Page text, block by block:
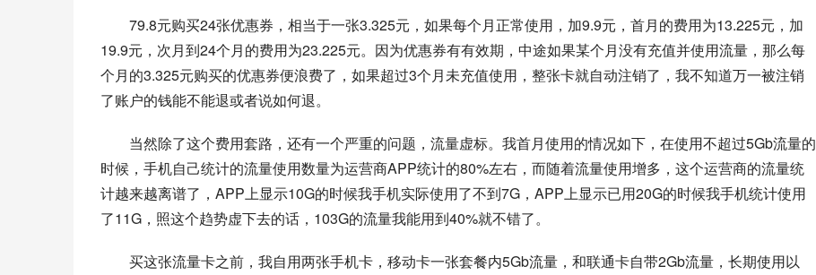
79.8元购买24张优惠券，相当于一张3.325元，如果每个月正常使用，加9.9元，首月的费用为13.225元，加
19.9元，次月到24个月的费用为23.225元。因为优惠券有有效期，中途如果某个月没有充值并使用流量，那么每
个月的3.325元购买的优惠券便浪费了，如果超过3个月未充值使用，整张卡就自动注销了，我不知道万一被注销
了账户的钱能不能退或者说如何退。
当然除了这个费用套路，还有一个严重的问题，流量虚标。我首月使用的情况如下，在使用不超过5Gb流量的
时候，手机自己统计的流量使用数量为运营商APP统计的80%左右，而随着流量使用增多，这个运营商的流量统
计越来越离谱了，APP上显示10G的时候我手机实际使用了不到7G，APP上显示已用20G的时候我手机统计使用
了11G，照这个趋势虚下去的话，103G的流量我能用到40%就不错了。
买这张流量卡之前，我自用两张手机卡，移动卡一张套餐内5Gb流量，和联通卡自带2Gb流量，长期使用以